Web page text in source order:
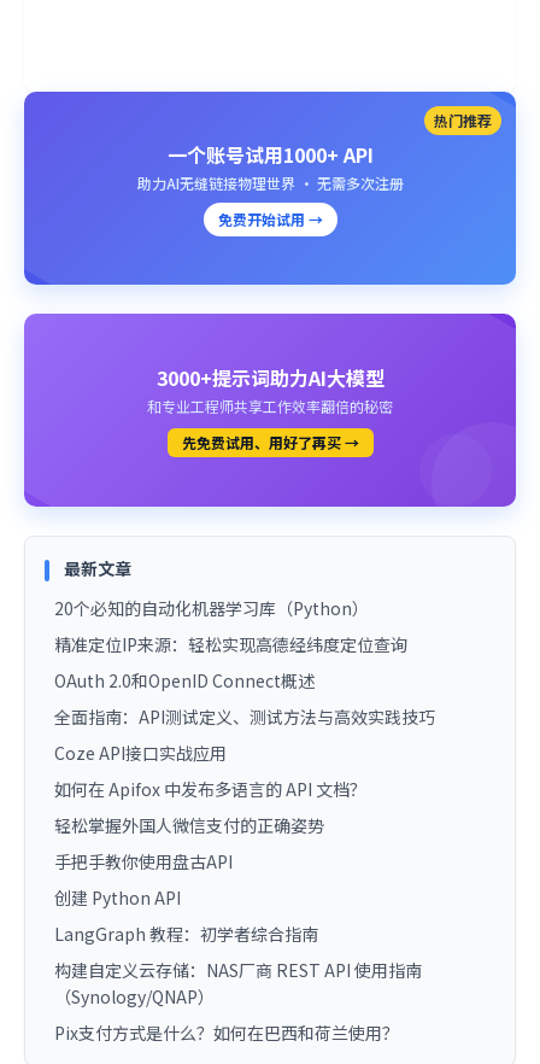
热门推荐
一个账号试用1000+ API
助力AI无缝链接物理世界 · 无需多次注册
免费开始试用 →
3000+提示词助力AI大模型
和专业工程师共享工作效率翻倍的秘密
先免费试用、用好了再买 →
最新文章
20个必知的自动化机器学习库（Python）
精准定位IP来源：轻松实现高德经纬度定位查询
OAuth 2.0和OpenID Connect概述
全面指南：API测试定义、测试方法与高效实践技巧
Coze API接口实战应用
如何在 Apifox 中发布多语言的 API 文档？
轻松掌握外国人微信支付的正确姿势
手把手教你使用盘古API
创建 Python API
LangGraph 教程：初学者综合指南
构建自定义云存储：NAS厂商 REST API 使用指南
（Synology/QNAP）
Pix支付方式是什么？如何在巴西和荷兰使用？